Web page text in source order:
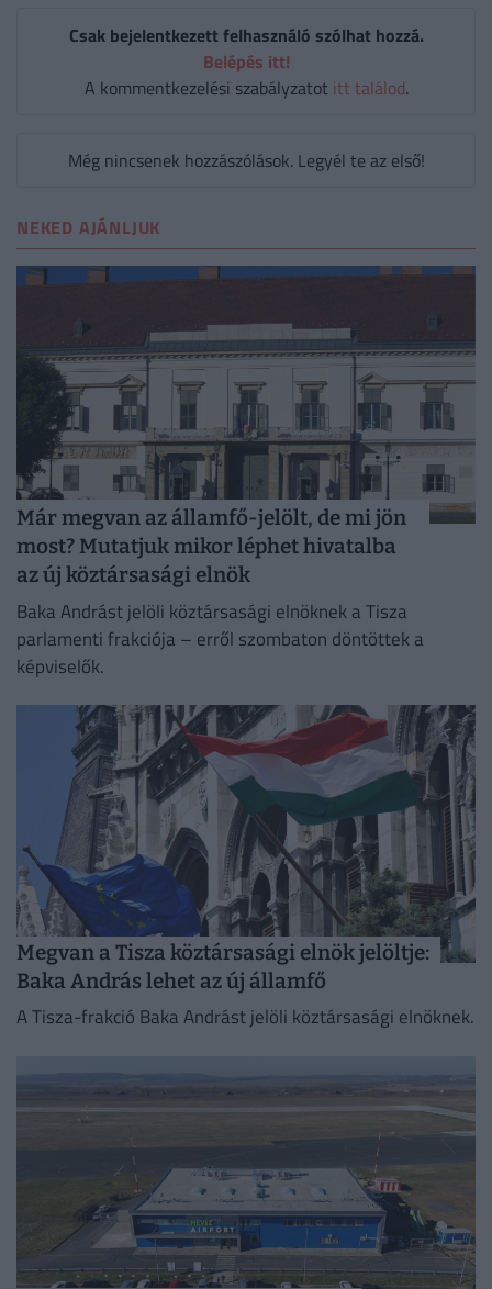
Csak bejelentkezett felhasználó szólhat hozzá.
Belépés itt!
A kommentkezelési szabályzatot itt találod.
Még nincsenek hozzászólások. Legyél te az első!
NEKED AJÁNLJUK
Már megvan az államfő-jelölt, de mi jön
most? Mutatjuk mikor léphet hivatalba
az új köztársasági elnök
Baka Andrást jelöli köztársasági elnöknek a Tisza
parlamenti frakciója – erről szombaton döntöttek a
képviselők.
Megvan a Tisza köztársasági elnök jelöltje:
Baka András lehet az új államfő
A Tisza-frakció Baka Andrást jelöli köztársasági elnöknek.